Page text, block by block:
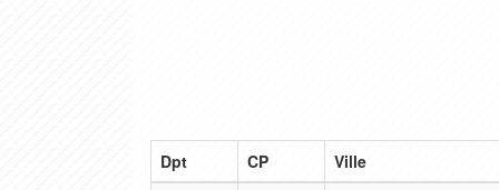
Dpt CP
Ville